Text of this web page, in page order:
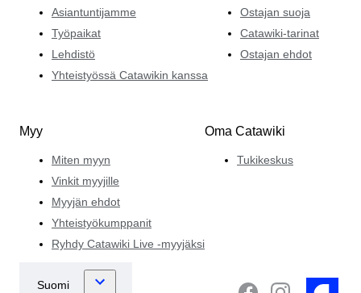
Asiantuntijamme
Työpaikat
Lehdistö
Yhteistyössä Catawikin kanssa
Ostajan suoja
Catawiki-tarinat
Ostajan ehdot
Myy
Miten myyn
Vinkit myyjille
Myyjän ehdot
Yhteistyökumppanit
Ryhdy Catawiki Live -myyjäksi
Oma Catawiki
Tukikeskus